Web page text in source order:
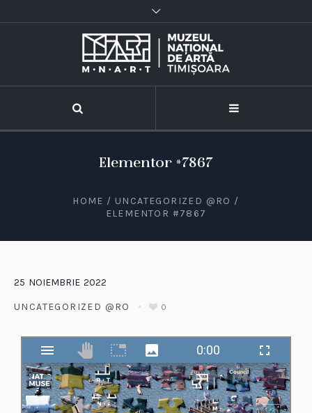
Elementor #7867
HOME / UNCATEGORIZED @RO /
ELEMENTOR #7867
25 NOIEMBRIE 2022
UNCATEGORIZED @RO 0